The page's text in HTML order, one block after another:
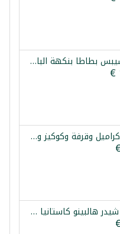
طرد شيبس بطاطا بنكهة الباربكيو المدخن فانتازيا 12×90غ
بوشار كراميل وقرفة وكوكيز ويثررز 140غ
كراكرز شيدر هالبينو كاستانيا 100غ